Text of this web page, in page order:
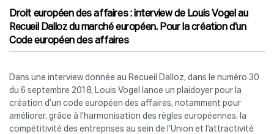
Droit européen des affaires : interview de Louis Vogel au
Recueil Dalloz du marché européen. Pour la création d’un
Code européen des affaires
Dans une interview donnée au Recueil Dalloz, dans le numéro 30
du 6 septembre 2018, Louis Vogel lance un plaidoyer pour la
création d’un code européen des affaires, notamment pour
améliorer, grâce à l’harmonisation des règles européennes, la
compétitivité des entreprises au sein de l’Union et l’attractivité